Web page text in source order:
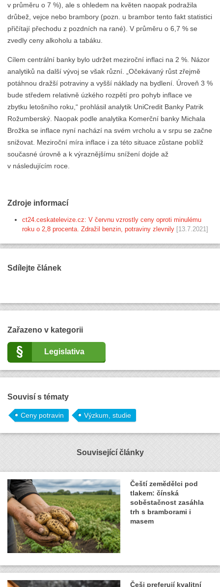
v průměru o 7 %), ale s ohledem na květen naopak podražila
drůbež, vejce nebo brambory (pozn. u brambor tento fakt statistici
přičítají přechodu z pozdních na rané). V průměru o 6,7 % se
zvedly ceny alkoholu a tabáku.
Cílem centrální banky bylo udržet meziroční inflaci na 2 %. Názor
analytiků na další vývoj se však různí. „Očekávaný růst zřejmě
potáhnou dražší potraviny a vyšší náklady na bydlení. Úroveň 3 %
bude středem relativně úzkého rozpětí pro pohyb inflace ve
zbytku letošního roku,“ prohlásil analytik UniCredit Banky Patrik
Rožumberský. Naopak podle analytika Komerční banky Michala
Brožka se inflace nyní nachází na svém vrcholu a v srpu se začne
snižovat. Meziroční míra inflace i za této situace zůstane poblíž
současné úrovně a k výraznějšímu snížení dojde až
v následujícím roce.
Zdroje informací
ct24.ceskatelevize.cz: V červnu vzrostly ceny oproti minulému
roku o 2,8 procenta. Zdražil benzin, potraviny zlevnily [13.7.2021]
Sdílejte článek
Zařazeno v kategorii
Legislativa
Souvisí s tématy
Ceny potravin Výzkum, studie
Související články
Čeští zemědělci pod
tlakem: čínská
soběstačnost zasáhla
trh s bramborami i
masem
Češi preferují kvalitní